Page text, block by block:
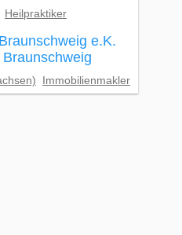
Heilpraktiker
e.K.
Braunschweig
Immobilienmakler